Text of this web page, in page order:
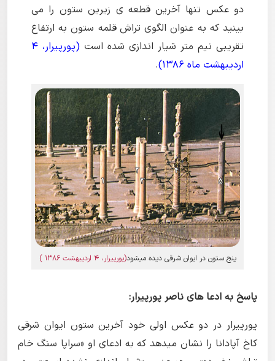
دو عکس تنها آخرین قطعه ی زیرین ستون را می
بینید که به عنوان الگوی تراش قلمه ستون به ارتفاع
تقریبی نیم متر شیار اندازی شده است
(پورپیرار، 4
اردیبهشت ماه 1386)
.
پنج ستون در ایوان شرقی دیده میشود(پورپیرار، 4 اردیبهشت 1386 )
پاسخ به ادعا های ناصر پورپیرار:
پورپیرار در دو عکس اولی خود آخرین ستون ایوان شرقی
کاخ آپادانا را نشان میدهد که به ادعای او «سراپا سنگ خام